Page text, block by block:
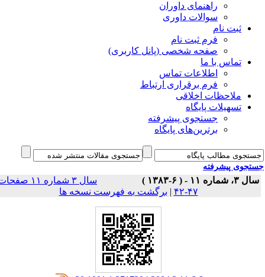
راهنمای داوران
سوالات داوری
ثبت نام
فرم ثبت نام
صفحه شخصی (پانل کاربری)
تماس با ما
اطلاعات تماس
فرم برقراری ارتباط
ملاحظات اخلاقی
تسهیلات پایگاه
جستجوی پیشرفته
برترین‌های پایگاه
پیشرفته
۱۱ - ( ۶-۱۳۸۳ )
سال ۳ شماره ۱۱ صفحات
|برگشت به فهرست نسخه ها